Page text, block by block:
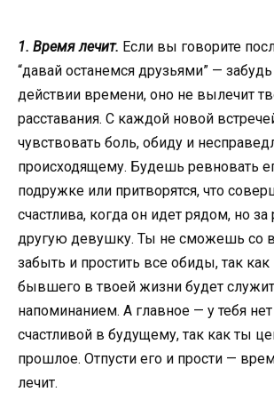
1. Время лечит. Если вы говорите
“давай останемся друзьями” —
действии времени, оно не вылечит
расставания. С каждой новой
чувствовать боль, обиду и
происходящему. Будешь ревновать
подружке или притворятся, что
счастлива, когда он идет рядом, но
другую девушку. Ты не сможешь со
забыть и простить все обиды, так как
бывшего в твоей жизни будет
напоминанием. А главное — у тебя
счастливой в будущему, так как ты
прошлое. Отпусти его и прости —
лечит.